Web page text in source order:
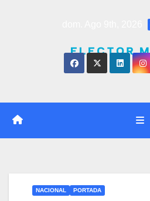
NACIONAL PORTADA